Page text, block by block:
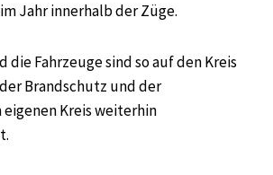
Jahr innerhalb der Züge.
die Fahrzeuge sind so auf den Kreis
Brandschutz und der
Kreis weiterhin